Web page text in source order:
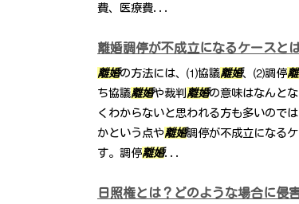
費、医療費...
離婚調停が不成立になるケースと
離婚の方法には、⑴協議離婚、⑵調停
ち協議離婚や裁判 離婚の意味はなんと
くわからないと思われる方も多いので
かという点や離婚調停が不成立になる
す。調停離婚...
日照権とは？どのような場合に侵